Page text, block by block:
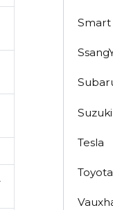
Smart
Suzuki
Tesla
Toyota